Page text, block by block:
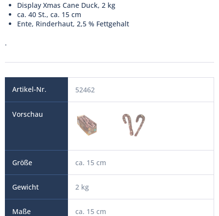
Display Xmas Cane Duck, 2 kg
ca. 40 St., ca. 15 cm
Ente, Rinderhaut, 2,5 % Fettgehalt
.
52462
ca. 15 cm
2 kg
ca. 15 cm